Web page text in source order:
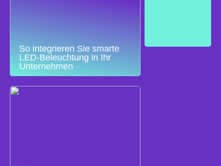
So integrieren Sie smarte
LED-Beleuchtung in Ihr
Unternehmen